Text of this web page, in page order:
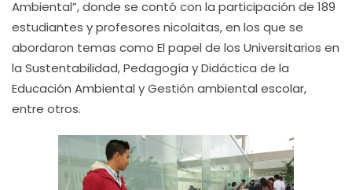
Ambiental”, donde se contó con la participación de 189
estudiantes y profesores nicolaitas, en los que se
abordaron temas como El papel de los Universitarios en
la Sustentabilidad, Pedagogía y Didáctica de la
Educación Ambiental y Gestión ambiental escolar,
entre otros.